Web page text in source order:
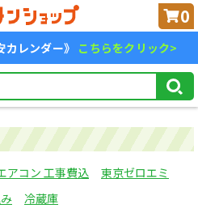
0
レンダー》 こちらをクリック>
アコン 工事費込
東京ゼロエミ
冷蔵庫